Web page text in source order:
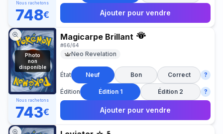
Nous rachetons
748€ Ajouter pour vendre
Photo
non
disponible
Nous rachetons
743€
Magicarpe Brillant
#66/64
Neo Revelation
État Neuf Bon Correct ?
Édition Édition 1 Édition 2 ?
Ajouter pour vendre